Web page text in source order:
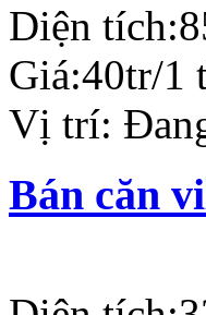
Diện tích:
Giá:40tr/1
Vị trí:
Bán căn